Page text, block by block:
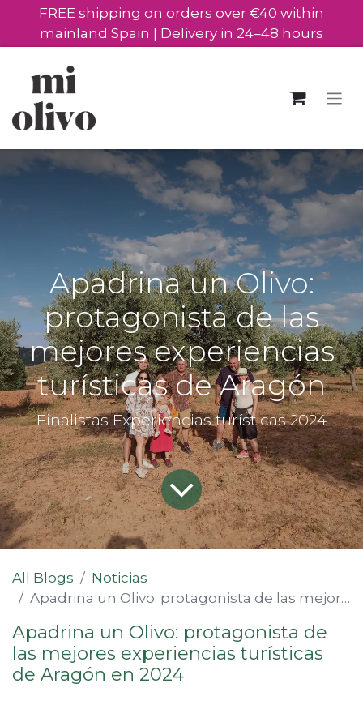
FREE shipping on orders over €40 within
mainland Spain | Delivery in 24–48 hours
Apadrina un Olivo:
protagonista de las
mejores experiencias
turísticas de Aragón
Finalistas Experiencias turísticas 2024
All Blogs
Noticias
Apadrina un Olivo: protagonista de las mejores experiencias turísticas de Aragón
Apadrina un Olivo: protagonista de
las mejores experiencias turísticas
de Aragón en 2024